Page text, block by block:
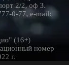
2/2, оф 3.
0-77, e-mail:
(16+)
номер
г.